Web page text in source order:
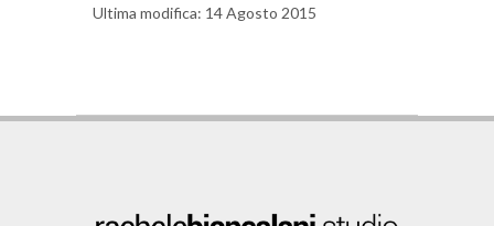
Ultima modifica: 14 Agosto 2015